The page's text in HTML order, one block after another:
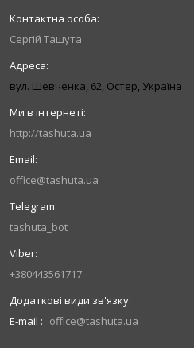
Сергій Ташута
вул. Шевченка, 62, Остер, Україна
http://tashuta.ua
office@tashuta.ua
tashuta_bot
+380443561717
E-mail office@tashuta.ua